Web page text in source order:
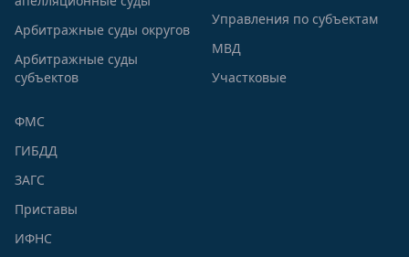
Арбитражные суды округов
Арбитражные суды
субъектов
Управления по субъектам
МВД
Участковые
ФМС
ГИБДД
ЗАГС
Приставы
ИФНС